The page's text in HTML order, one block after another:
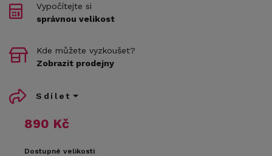
890 Kč
Dostupné velikosti
Vypočítejte si
správnou velikost
Kde můžete vyzkoušet?
Zobrazit prodejny
Sdílet